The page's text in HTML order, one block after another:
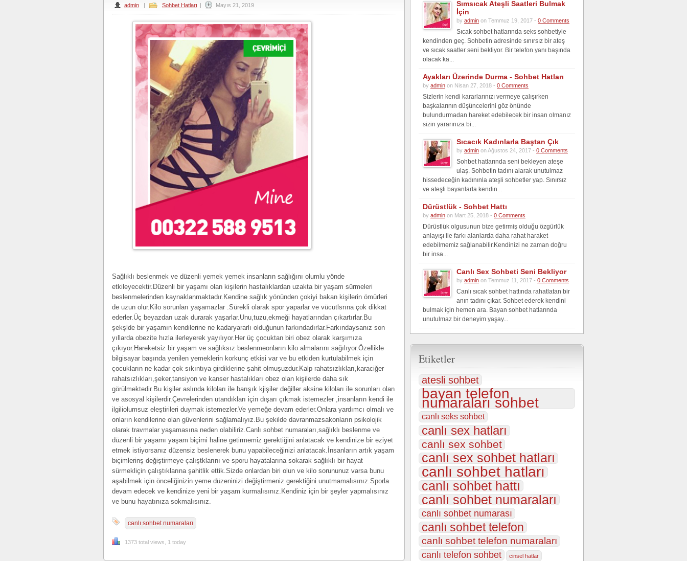
numaraları
admin | Sohbet Hatları | Mayıs 21, 2019
Sağlıklı beslenmek ve düzenli yemek yemek insanların sağlığını olumlu yönde
etkileyecektir.Düzenli bir yaşamı olan kişilerin hastalıklardan uzakta bir yaşam sürmeleri
beslenmelerinden kaynaklanmaktadır.Kendine sağlık yönünden çokiyi bakan kişilerin ömürleri
de uzun olur.Kilo sorunları yaşamazlar .Sürekli olarak spor yaparlar ve vücutlsrına çok dikkat
ederler.Üç beyazdan uzak durarak yaşarlar.Unu,tuzu,ekmeği hayatlarından çıkartırlar.Bu
şekşlde bir yaşamın kendilerine ne kadaryararlı olduğunun farkındadırlar.Farkındaysanız son
yıllarda obezite hızla ilerleyerek yayılıyor.Her üç çocuktan biri obez olarak karşımıza
çıkıyor.Hareketsiz bir yaşam ve sağlıksız beslenmeonların kilo almalarını sağılıyor.Özellikle
bilgisayar başında yenilen yemeklerin korkunç etkisi var ve bu etkiden kurtulabilmek için
çocukların ne kadar çok sıkıntıya girdiklerine şahit olmuşuzdur.Kalp rahatsızlıkları,karaciğer
rahatsızlıkları,şeker,tansiyon ve kanser hastalıkları obez olan kişilerde daha sık
görülmektedir.Bu kişiler aslında kiloları ile barışık kjişiler değiller aksine kiloları ile sorunları olan
ve asosyal kişilerdir.Çevrelerinden utandıkları için dışarı çıkmak istemezler ,insanların kendi ile
ilgiliolumsuz eleştirileri duymak istemezler.Ve yemeğe devam ederler.Onlara yardımcı olmalı ve
onların kendilerine olan güvenlerini sağlamalıyız.Bu şekilde davranmazsakonların psikolojik
olarak travmalar yaşamasına neden olabiliriz.Canlı sohbet numaraları,sağlıklı beslenme ve
düzenli bir yaşamı yaşam biçimi haline getirmemiz gerektiğini anlatacak ve kendinize bir eziyet
etmek istiyorsanız düzensiz beslenerek bunu yapabileceğinizi anlatacak.İnsanların artık yaşam
biçimlerinş değiştirmeye çalıştklarını ve sporu hayatalarına sokarak sağlıklı bir hayat
sürmekliçin çalıştıklarına şahitlik ettik.Sizde onlardan biri olun ve kilo sorununuz varsa bunu
aşabilmek için önceliğinizin yeme düzeninizi değiştirmeniz gerektiğini unutmamalısınız.Sporla
devam edecek ve kendinize yeni bir yaşam kurmalısınız.Kendiniz için bir şeyler yapmalısınız
ve bunu hayatınıza sokmalısınız.
canlı sohbet numaraları
1373 total views, 1 today
Sımsıcak Ateşli Saatleri Bulmak
İçin
by admin on Temmuz 19, 2017 - 0 Comments
Sıcak sohbet hatlarında seks sohbetiyle
kendinden geç. Sohbetin adresinde sınırsız bir ateş
ve sıcak saatler seni bekliyor. Bir telefon yanı başında
olacak ka...
Ayakları Üzerinde Durma - Sohbet Hatları
by admin on Nisan 27, 2018 - 0 Comments
Sizlerin kendi kararlarınızı vermeye çalışırken
başkalarının düşüncelerini göz önünde
bulundurmadan hareket edebilecek bir insan olmanız
sizin yararınıza bi...
Sıcacık Kadınlarla Baştan Çık
by admin on Ağustos 24, 2017 - 0 Comments
Sohbet hatlarında seni bekleyen ateşe
ulaş. Sohbetin tadını alarak unutulmaz
hissedeceğin kadınınla ateşli sohbetler yap. Sınırsız
ve ateşli bayanlarla kendin...
Dürüstlük - Sohbet Hattı
by admin on Mart 25, 2018 - 0 Comments
Dürüstlük olgusunun bize getirmiş olduğu özgürlük
anlayışı ile farkı alanlarda daha rahat haraket
edebilmemiz sağlanabilir.Kendinizi ne zaman doğru
bir insa...
Canlı Sex Sohbeti Seni Bekliyor
by admin on Temmuz 11, 2017 - 0 Comments
Canlı sıcak sohbet hattında rahatlatan bir
anın tadını çıkar. Sohbet ederek kendini
bulmak için hemen ara. Bayan sohbet hatlarında
unutulmaz bir deneyim yaşay...
Etiketler
atesli sohbet
bayan telefon
numaraları sohbet
canlı seks sohbet
canlı sex hatları
canlı sex sohbet
canlı sex sohbet hatları
canlı sohbet hatları
canlı sohbet hattı
canlı sohbet numaraları
canlı sohbet numarası
canlı sohbet telefon
canlı sohbet telefon numaraları
canlı telefon sohbet cinsel hatlar